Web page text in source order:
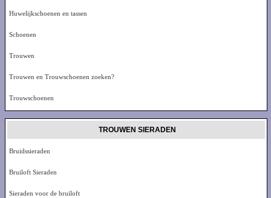
Huwelijkschoenen en tassen
Schoenen
Trouwen
Trouwen en Trouwschoenen zoeken?
Trouwschoenen
TROUWEN SIERADEN
Bruidssieraden
Bruiloft Sieraden
Sieraden voor de bruiloft